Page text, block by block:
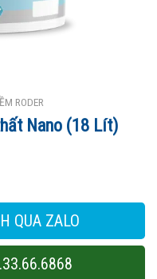
RODER
Nano (18 Lít)
QUA ZALO